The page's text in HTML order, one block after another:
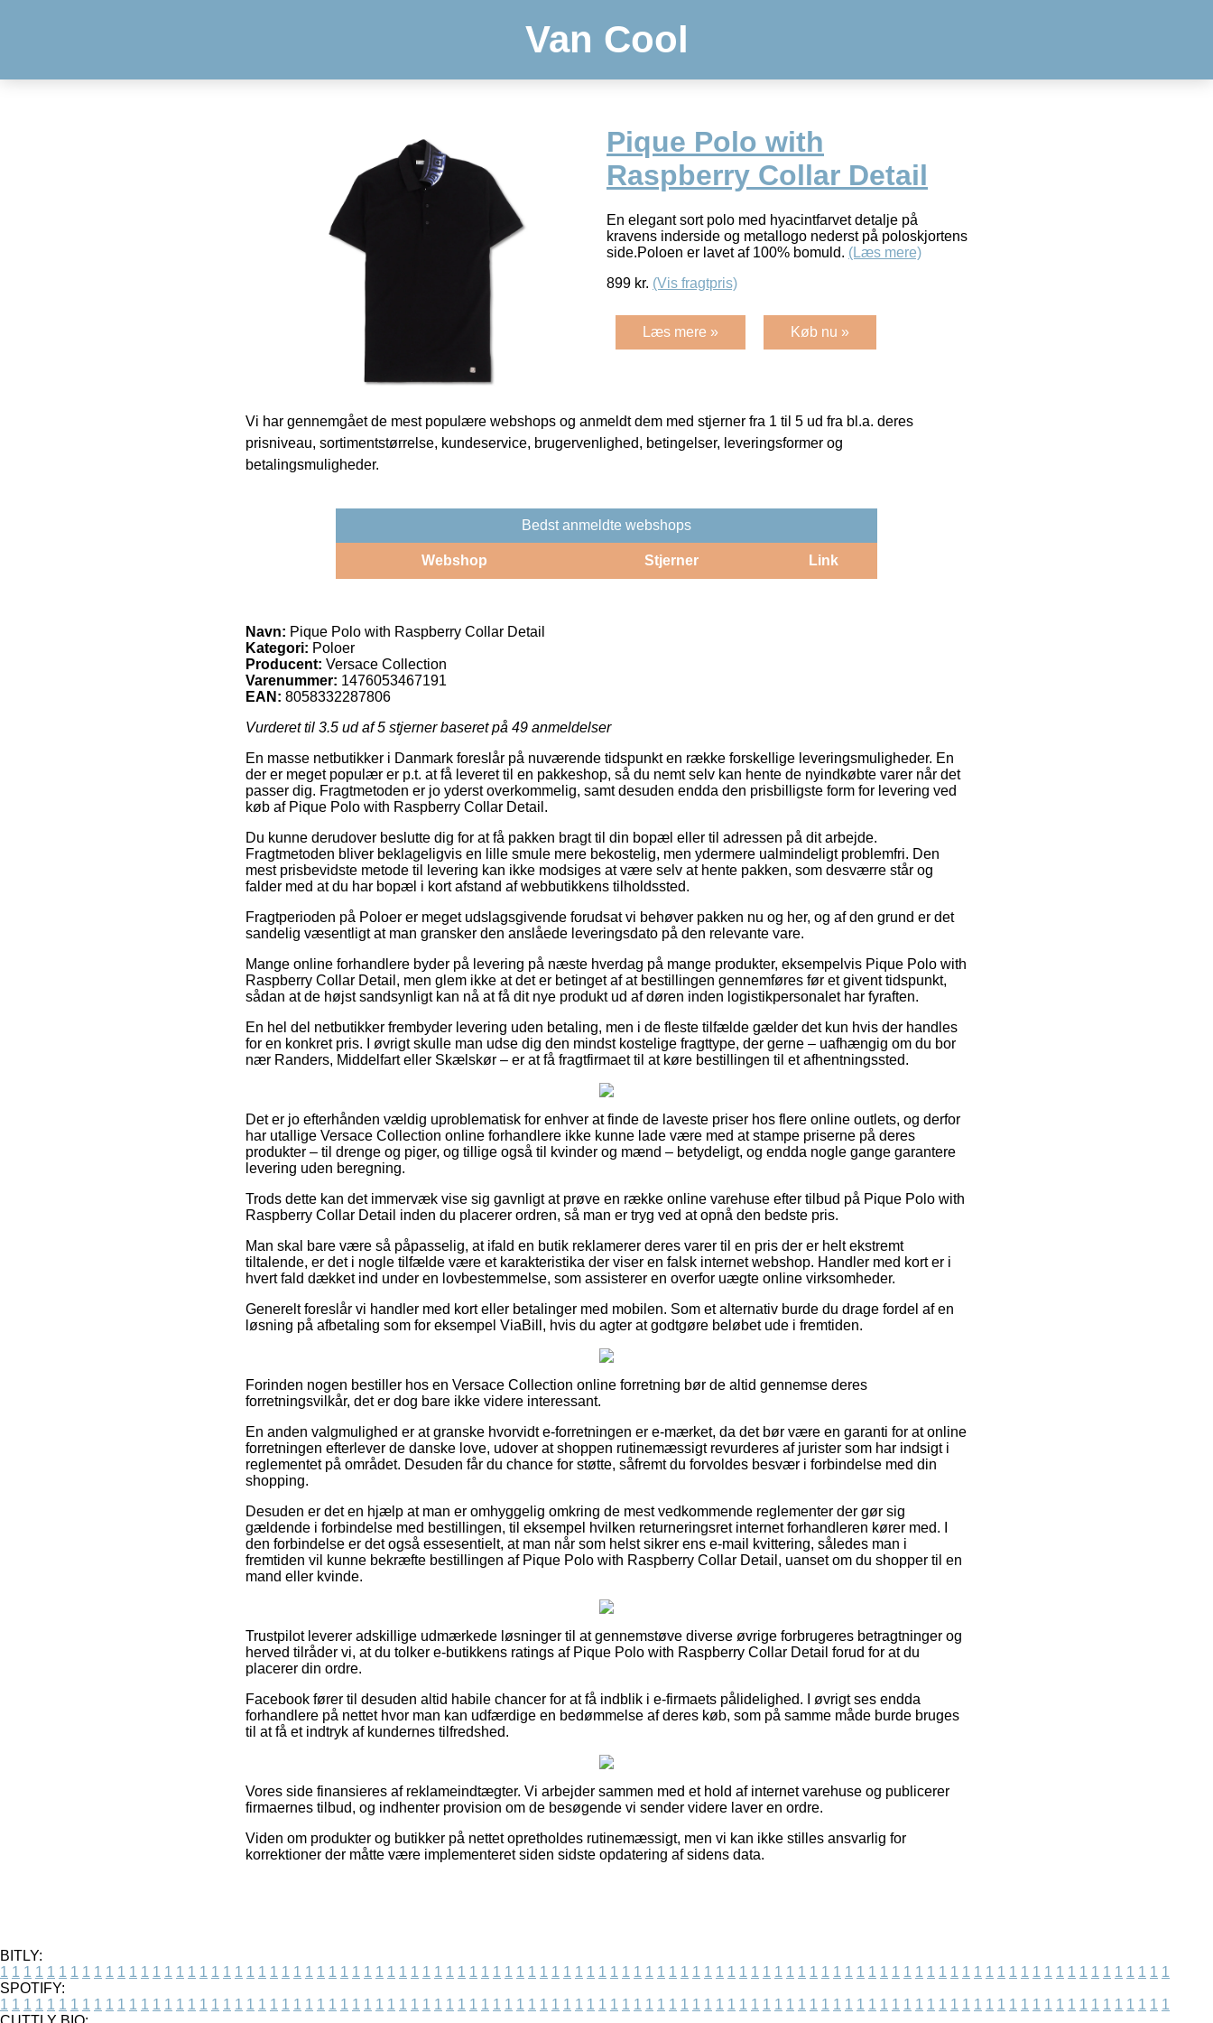
Van Cool
Pique Polo with
Raspberry Collar Detail
En elegant sort polo med hyacintfarvet detalje på
kravens inderside og metallogo nederst på poloskjortens
side.Poloen er lavet af 100% bomuld. (Læs mere)
899 kr. (Vis fragtpris)
Læs mere » Køb nu »
Vi har gennemgået de mest populære webshops og anmeldt dem med stjerner fra 1 til 5 ud fra bl.a. deres
prisniveau, sortimentstørrelse, kundeservice, brugervenlighed, betingelser, leveringsformer og
betalingsmuligheder.
Bedst anmeldte webshops
Webshop Stjerner Link
Navn: Pique Polo with Raspberry Collar Detail
Kategori: Poloer
Producent: Versace Collection
Varenummer: 1476053467191
EAN: 8058332287806
Vurderet til 3.5 ud af 5 stjerner baseret på 49 anmeldelser
En masse netbutikker i Danmark foreslår på nuværende tidspunkt en række forskellige leveringsmuligheder. En
der er meget populær er p.t. at få leveret til en pakkeshop, så du nemt selv kan hente de nyindkøbte varer når det
passer dig. Fragtmetoden er jo yderst overkommelig, samt desuden endda den prisbilligste form for levering ved
køb af Pique Polo with Raspberry Collar Detail.
Du kunne derudover beslutte dig for at få pakken bragt til din bopæl eller til adressen på dit arbejde.
Fragtmetoden bliver beklageligvis en lille smule mere bekostelig, men ydermere ualmindeligt problemfri. Den
mest prisbevidste metode til levering kan ikke modsiges at være selv at hente pakken, som desværre står og
falder med at du har bopæl i kort afstand af webbutikkens tilholdssted.
Fragtperioden på Poloer er meget udslagsgivende forudsat vi behøver pakken nu og her, og af den grund er det
sandelig væsentligt at man gransker den anslåede leveringsdato på den relevante vare.
Mange online forhandlere byder på levering på næste hverdag på mange produkter, eksempelvis Pique Polo with
Raspberry Collar Detail, men glem ikke at det er betinget af at bestillingen gennemføres før et givent tidspunkt,
sådan at de højst sandsynligt kan nå at få dit nye produkt ud af døren inden logistikpersonalet har fyraften.
En hel del netbutikker frembyder levering uden betaling, men i de fleste tilfælde gælder det kun hvis der handles
for en konkret pris. I øvrigt skulle man udse dig den mindst kostelige fragttype, der gerne – uafhængig om du bor
nær Randers, Middelfart eller Skælskør – er at få fragtfirmaet til at køre bestillingen til et afhentningssted.
Det er jo efterhånden vældig uproblematisk for enhver at finde de laveste priser hos flere online outlets, og derfor
har utallige Versace Collection online forhandlere ikke kunne lade være med at stampe priserne på deres
produkter – til drenge og piger, og tillige også til kvinder og mænd – betydeligt, og endda nogle gange garantere
levering uden beregning.
Trods dette kan det immervæk vise sig gavnligt at prøve en række online varehuse efter tilbud på Pique Polo with
Raspberry Collar Detail inden du placerer ordren, så man er tryg ved at opnå den bedste pris.
Man skal bare være så påpasselig, at ifald en butik reklamerer deres varer til en pris der er helt ekstremt
tiltalende, er det i nogle tilfælde være et karakteristika der viser en falsk internet webshop. Handler med kort er i
hvert fald dækket ind under en lovbestemmelse, som assisterer en overfor uægte online virksomheder.
Generelt foreslår vi handler med kort eller betalinger med mobilen. Som et alternativ burde du drage fordel af en
løsning på afbetaling som for eksempel ViaBill, hvis du agter at godtgøre beløbet ude i fremtiden.
Forinden nogen bestiller hos en Versace Collection online forretning bør de altid gennemse deres
forretningsvilkår, det er dog bare ikke videre interessant.
En anden valgmulighed er at granske hvorvidt e-forretningen er e-mærket, da det bør være en garanti for at online
forretningen efterlever de danske love, udover at shoppen rutinemæssigt revurderes af jurister som har indsigt i
reglementet på området. Desuden får du chance for støtte, såfremt du forvoldes besvær i forbindelse med din
shopping.
Desuden er det en hjælp at man er omhyggelig omkring de mest vedkommende reglementer der gør sig
gældende i forbindelse med bestillingen, til eksempel hvilken returneringsret internet forhandleren kører med. I
den forbindelse er det også essesentielt, at man når som helst sikrer ens e-mail kvittering, således man i
fremtiden vil kunne bekræfte bestillingen af Pique Polo with Raspberry Collar Detail, uanset om du shopper til en
mand eller kvinde.
Trustpilot leverer adskillige udmærkede løsninger til at gennemstøve diverse øvrige forbrugeres betragtninger og
herved tilråder vi, at du tolker e-butikkens ratings af Pique Polo with Raspberry Collar Detail forud for at du
placerer din ordre.
Facebook fører til desuden altid habile chancer for at få indblik i e-firmaets pålidelighed. I øvrigt ses endda
forhandlere på nettet hvor man kan udfærdige en bedømmelse af deres køb, som på samme måde burde bruges
til at få et indtryk af kundernes tilfredshed.
Vores side finansieres af reklameindtægter. Vi arbejder sammen med et hold af internet varehuse og publicerer
firmaernes tilbud, og indhenter provision om de besøgende vi sender videre laver en ordre.
Viden om produkter og butikker på nettet opretholdes rutinemæssigt, men vi kan ikke stilles ansvarlig for
korrektioner der måtte være implementeret siden sidste opdatering af sidens data.
BITLY:
1 1 1 1 1 1 1 1 1 1 1 1 1 1 1 1 1 1 1 1 1 1 1 1 1 1 1 1 1 1 1 1 1 1 1 1 1 1 1 1 1 1 1 1 1 1 1 1 1 1 1 1 1 1 1 1 1 1 1 1 1 1 1 1 1 1 1 1 1 1 1 1 1 1 1 1 1 1 1 1 1 1 1 1 1 1 1 1 1 1 1 1 1 1 1 1 1 1 1 1
SPOTIFY:
1 1 1 1 1 1 1 1 1 1 1 1 1 1 1 1 1 1 1 1 1 1 1 1 1 1 1 1 1 1 1 1 1 1 1 1 1 1 1 1 1 1 1 1 1 1 1 1 1 1 1 1 1 1 1 1 1 1 1 1 1 1 1 1 1 1 1 1 1 1 1 1 1 1 1 1 1 1 1 1 1 1 1 1 1 1 1 1 1 1 1 1 1 1 1 1 1 1 1 1